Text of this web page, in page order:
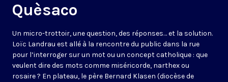
Quèsaco
Un micro-trottoir, une question, des réponses… et la solution.
Loïc Landrau est allé à la rencontre du public dans la rue
pour l’interroger sur un mot ou un concept catholique : que
veulent dire des mots comme miséricorde, narthex ou
rosaire ? En plateau, le père Bernard Klasen (diocèse de